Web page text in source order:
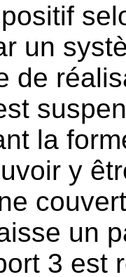
un
de
la
y
un
3 est